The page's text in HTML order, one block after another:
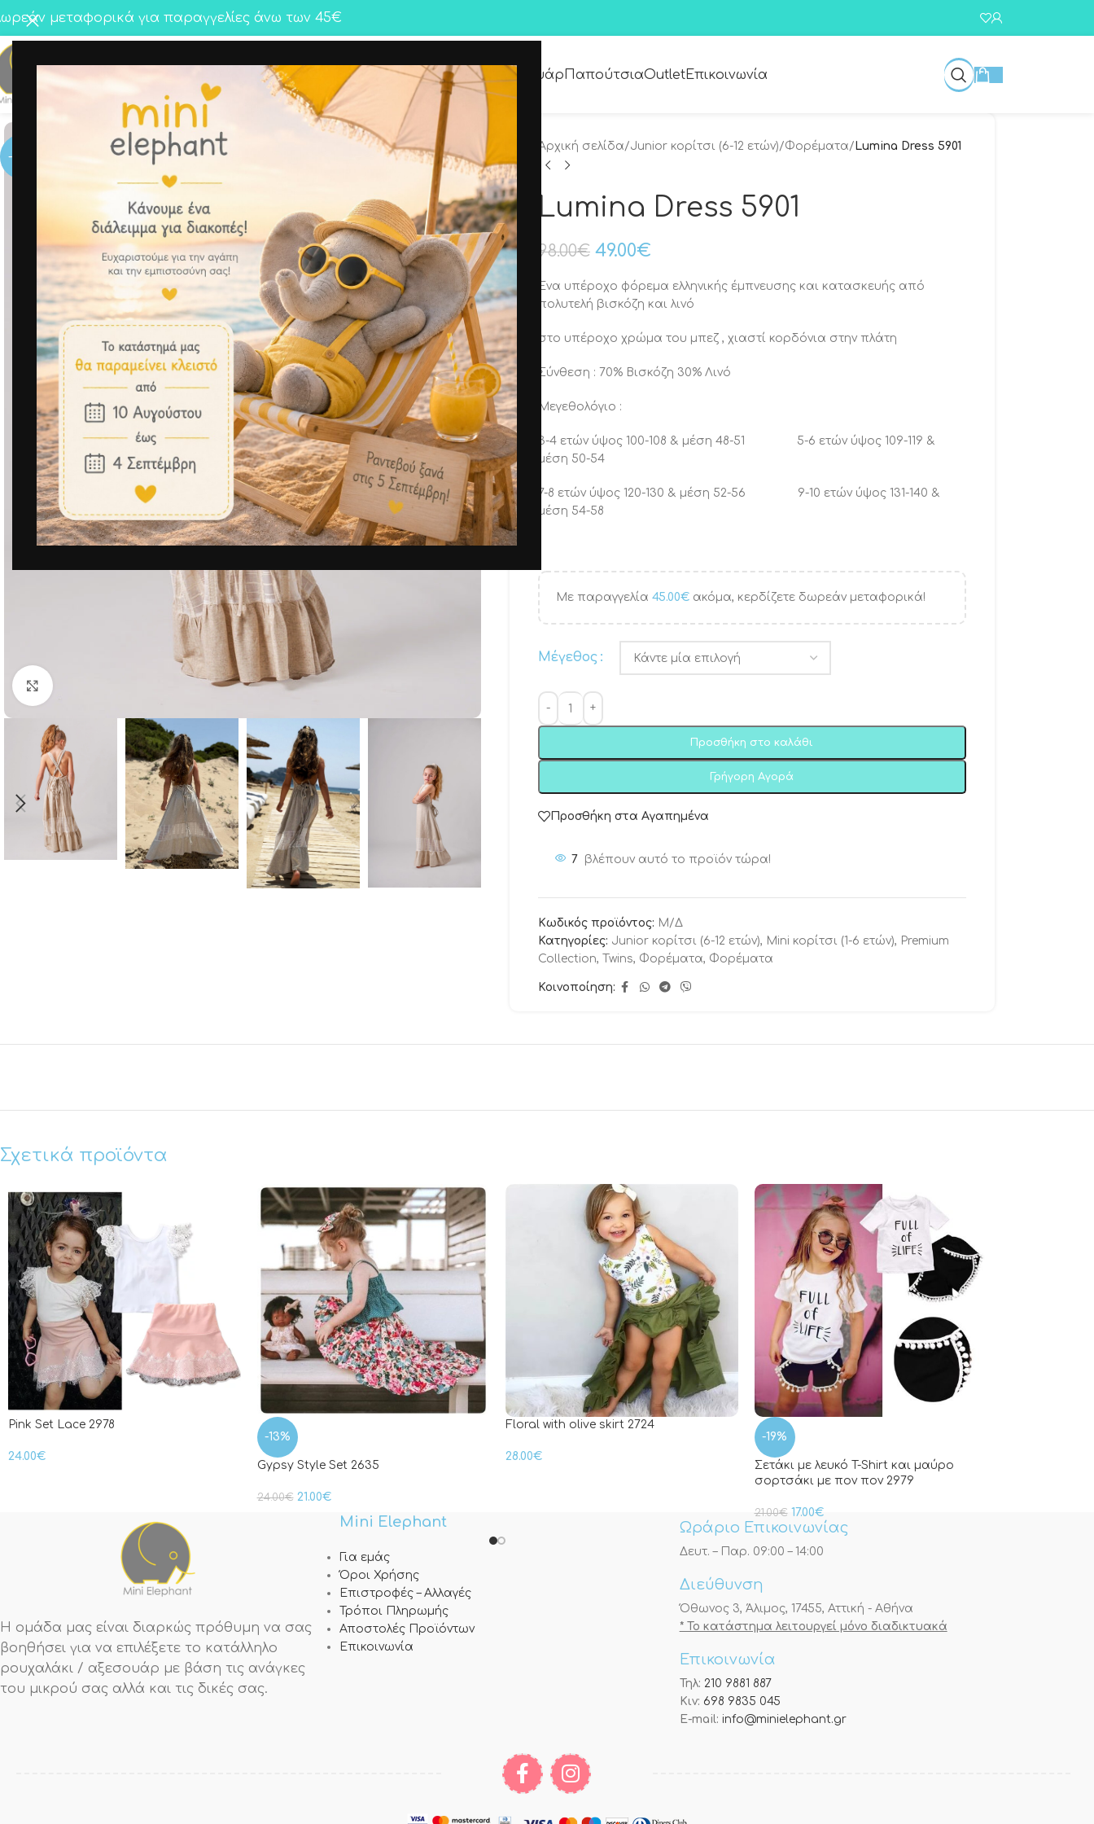
μεταφορικά για παραγγελίες άνω των 45€
ΚορίτσιΑγόρι Twins Premium Collection Αξεσουάρ ΠαπούτσιαOutletΕπικοινωνία
-50%
Αρχική σελίδα/Junior κορίτσι (6-12 ετών)/Φορέματα/ Lumina Dress 5901
Lumina Dress 5901
98.00€ 49.00€
Ένα υπέροχο φόρεμα ελληνικής έμπνευσης και κατασκευής από
πολυτελή βισκόζη και λινό
στο υπέροχο χρώμα του μπεζ , χιαστί κορδόνια στην πλάτη
Σύνθεση : 70% Βισκόζη 30% Λινό
Μεγεθολόγιο :
3-4 ετών ύψος 100-108 & μέση 48-51 5-6 ετών ύψος 109-119 &
μέση 50-54
7-8 ετών ύψος 120-130 & μέση 52-56 9-10 ετών ύψος 131-140 &
μέση 54-58
Με παραγγελία 45.00€ακόμα, κερδίζετε δωρεάν μεταφορικά!
Μέγεθος
Προσθήκη στο καλάθι
Γρήγορη Αγορά
Προσθήκη στα Αγαπημένα
7 βλέπουν αυτό το προϊόν τώρα!
Κωδικός προϊόντος: Μ/Δ
Κατηγορίες: Junior κορίτσι (6-12 ετών), Mini κορίτσι (1-6 ετών), Premium
Collection, Twins, Φορέματα, Φορέματα
Κοινοποίηση:
Σχετικά προϊόντα
Pink Set Lace 2978
24.00€
-13%
Gypsy Style Set 2635
24.00€ 21.00€
Floral with olive skirt 2724
28.00€
-19%
Σετάκι με λευκό T-Shirt και μαύρο
σορτσάκι με πον πον 2979
21.00€ 17.00€
Η ομάδα μας είναι διαρκώς πρόθυμη να σας
βοηθήσει για να επιλέξετε το κατάλληλο
ρουχαλάκι / αξεσουάρ με βάση τις ανάγκες
του μικρού σας αλλά και τις δικές σας.
Mini Elephant
Για εμάς
Όροι Χρήσης
Επιστροφές – Αλλαγές
Τρόποι Πληρωμής
Αποστολές Προϊόντων
Επικοινωνία
Ωράριο Επικοινωνίας
Δευτ. – Παρ. 09:00 – 14:00
Διεύθυνση
Όθωνος 3, Άλιμος, 17455, Αττική - Αθήνα
* Το κατάστημα λειτουργεί μόνο διαδικτυακά
Επικοινωνία
Τηλ: 210 9881 887
Κιν: 698 9835 045
E-mail: info@minielephant.gr